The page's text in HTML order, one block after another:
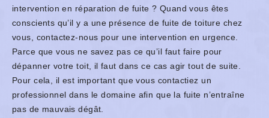
intervention en réparation de fuite ? Quand vous êtes
conscients qu’il y a une présence de fuite de toiture chez
vous, contactez-nous pour une intervention en urgence.
Parce que vous ne savez pas ce qu’il faut faire pour
dépanner votre toit, il faut dans ce cas agir tout de suite.
Pour cela, il est important que vous contactiez un
professionnel dans le domaine afin que la fuite n’entraîne
pas de mauvais dégât.